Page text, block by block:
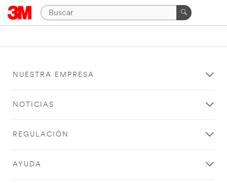
NUESTRA EMPRESA
NOTICIAS
REGULACIÓN
AYUDA